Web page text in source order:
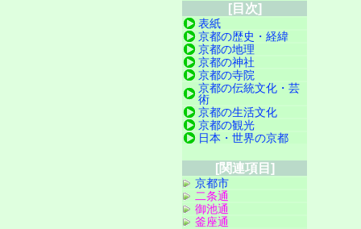
[目次]
表紙
京都の歴史・経緯
京都の地理
京都の神社
京都の寺院
京都の伝統文化・芸
術
京都の生活文化
京都の観光
日本・世界の京都
[関連項目]
京都市
二条通
御池通
釜座通